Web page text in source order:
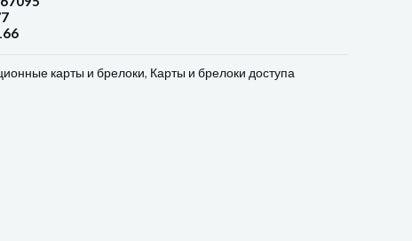
карты и брелоки, Карты и брелоки доступа